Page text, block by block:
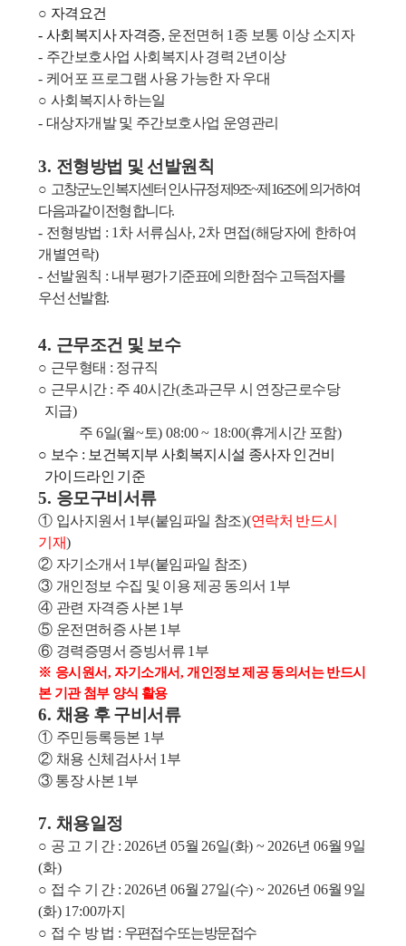
○ 자격요건
- 사회복지사 자격증, 운전면허 1 종 보통 이상 소지자
- 주간보호사업 사회복지사 경력 2년이상
- 케어포 프로그램 사용 가능한 자 우대
○ 사회복지사 하는일
- 대상자개발 및 주간보호사업 운영관리
3. 전형방법 및 선발원칙
○ 고창군노인복지센터 인사규정 제9조~제 16조에 의거하여
다음과 같이 전형 합니다.
- 전형방법 : 1 차 서류심사, 2차 면접(해당자에 한하여
개별연락)
- 선발원칙 : 내부 평가 기준표에 의한 점수 고득점자를
우선 선발함.
4. 근무조건 및 보수
○ 근무형태 : 정규직
○ 근무시간 : 주 40시간(초과근무 시 연장근로수당
지급)
주 6일(월~토) 08:00 ~ 18:00(휴게시간 포함)
○ 보수 : 보 건복지부 사회복지시설 종사자 인건비
가이드라인 기준
5. 응모구비서류
① 입사지원서 1 부(붙임파일 참조)(연락처 반드시
기재)
② 자기소개서 1 부(붙임파일 참조)
③ 개인정보 수집 및 이용 제공 동의서 1 부
④ 관련 자격증 사본 1 부
⑤ 운전면허증 사본 1 부
⑥ 경력증명서 증빙서류 1 부
※ 응시원서,자기소개서,개인정보 제공 동의서는 반드시
본 기관 첨부 양식 활용
6. 채용 후 구비서류
① 주민등록등본 1 부
② 채용 신체검사서 1 부
③ 통장 사본 1 부
7. 채용일정
○ 공 고 기 간 : 2026년 05월 26일(화) ~ 2026년 06월9일
(화)
○ 접 수 기 간 : 2026년 06월 27일(수) ~ 2026년 06월9일
(화) 17:00까지
○ 접 수 방 법 : 우편접수 또는 방문접수